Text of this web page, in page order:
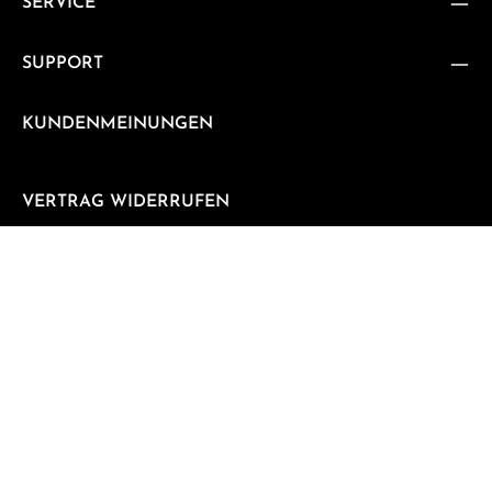
SUPPORT
KUNDENMEINUNGEN
VERTRAG WIDERRUFEN